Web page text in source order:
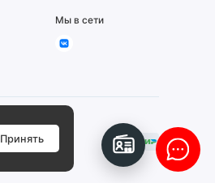
Принять
Мы в сети